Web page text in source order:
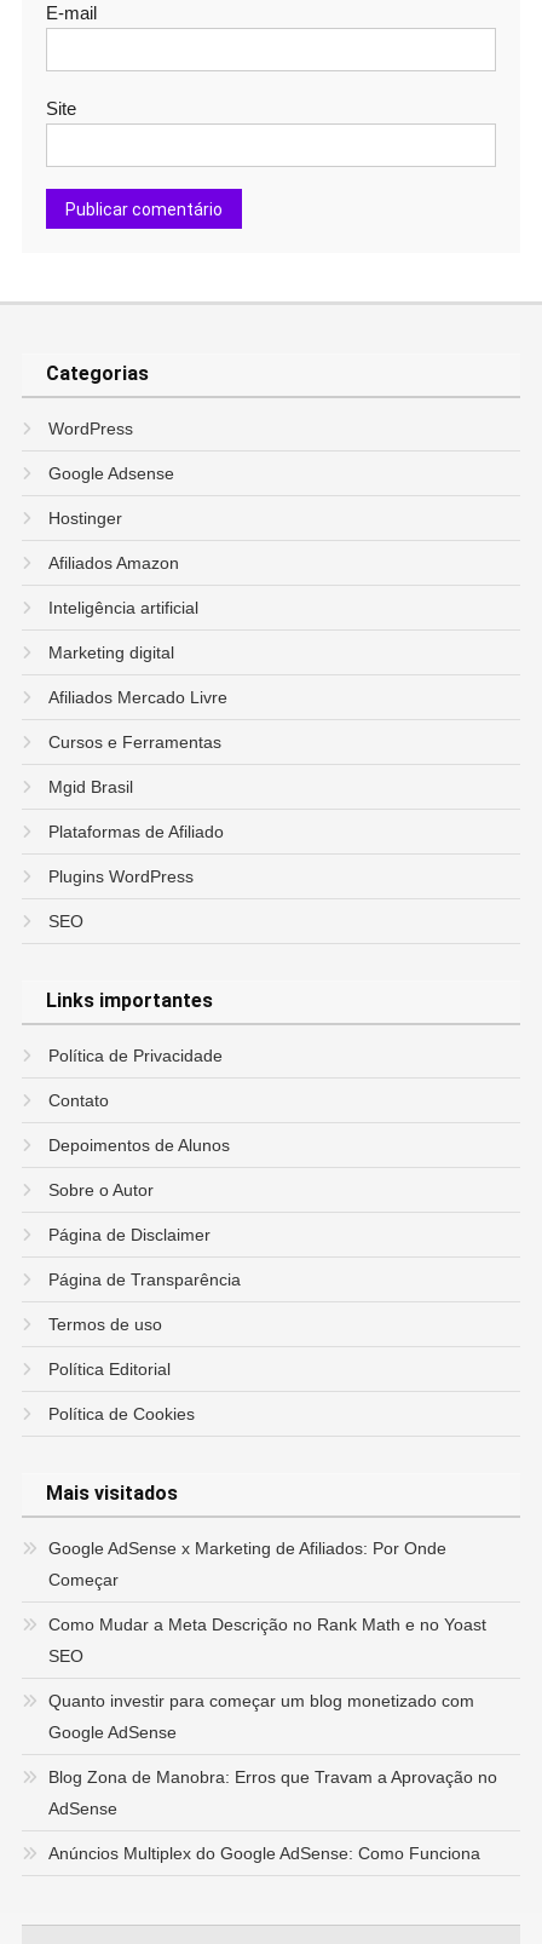
E-mail
Site
Categorias
WordPress
Google Adsense
Hostinger
Afiliados Amazon
Inteligência artificial
Marketing digital
Afiliados Mercado Livre
Cursos e Ferramentas
Mgid Brasil
Plataformas de Afiliado
Plugins WordPress
SEO
Links importantes
Política de Privacidade
Contato
Depoimentos de Alunos
Sobre o Autor
Página de Disclaimer
Página de Transparência
Termos de uso
Política Editorial
Política de Cookies
Mais visitados
Google AdSense x Marketing de Afiliados: Por Onde
Começar
Como Mudar a Meta Descrição no Rank Math e no Yoast
SEO
Quanto investir para começar um blog monetizado com
Google AdSense
Blog Zona de Manobra: Erros que Travam a Aprovação no
AdSense
Anúncios Multiplex do Google AdSense: Como Funciona